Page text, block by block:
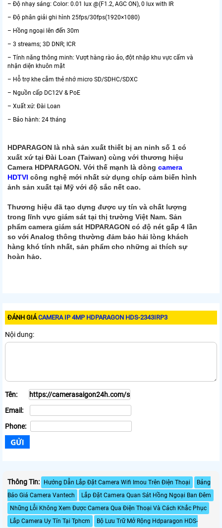
– Độ nhạy sáng: Color: 0.01 lux @(F1.2, AGC ON), 0 lux with IR
– Độ phân giải ghi hình 25fps/30fps(1920×1080)
– Hồng ngoại lên đến 30m
– 3 streams; 3D DNR; ICR
– Tính năng thông minh: Vượt hàng rào ảo, đột nhập khu vực cấm và
nhận diện khuôn mặt
– Hỗ trợ khe cắm thẻ nhớ micro SD/SDHC/SDXC
– Nguồn cấp DC12V & PoE
– Xuất xứ: Đài Loan
– Bảo hành: 24 tháng
HDPARAGON là nhà sản xuất thiết bị an ninh số 1 có
xuất xứ tại Đài Loan (Taiwan) cùng với thương hiệu
Camera HDPARAGON. Với thế mạnh là dòng camera
HDTVI công nghệ mới nhất sử dụng chíp cảm biến hình
ảnh sản xuất tại Mỹ với độ sắc nết cao.
​Thương hiệu đã tạo dựng được uy tín và chất lượng
trong lĩnh vực giám sát tại thị trường Việt Nam. Sản
phẩm camera giám sát HDPARAGON có độ nét gấp 4 lần
so với Analog thông thường đảm bảo hải lòng khách
hàng khó tính nhất, sản phẩm cho những ai thích sự
hoàn hảo.
ĐÁNH GIÁCAMERA IP 4MP HDPARAGON HDS-2343IRP3
Nội dung:
Tên:
Email:
Phone:
Thông Tin: Hướng Dẫn Lắp Đặt Camera Wifi Imou Trên Điện Thoại
Bảng
Báo Giá Camera Vantech
Lắp Đặt Camera Quan Sát Hồng Ngoại Ban Đêm
Những Lỗi Không Xem Được Camera Qua Điện Thoại Và Cách Khắc Phục
Lắp Camera Uy Tín Tại Tphcm
Bộ Lưu Trữ Mở Rộng Hdparagon HDS-